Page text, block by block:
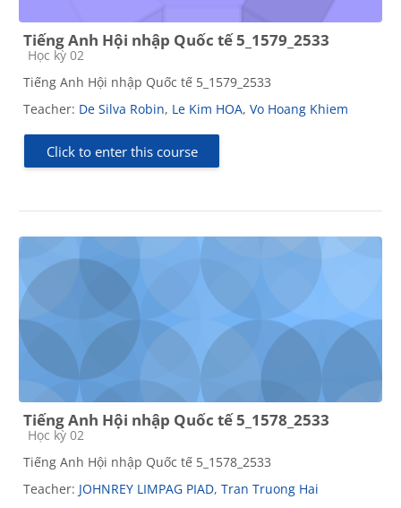
Tiếng Anh Hội nhập Quốc tế 5_1579_2533
Course category
Học kỳ 02
Tiếng Anh Hội nhập Quốc tế 5_1579_2533
Teacher: De Silva Robin, Le Kim HOA, Vo Hoang Khiem
Click to enter this course
Tiếng Anh Hội nhập Quốc tế 5_1578_2533
Course category
Học kỳ 02
Tiếng Anh Hội nhập Quốc tế 5_1578_2533
Teacher: JOHNREY LIMPAG PIAD, Tran Truong Hai